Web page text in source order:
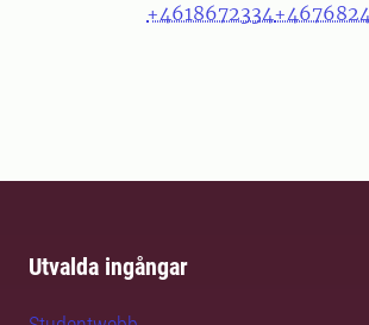
+4618672334
Utvalda ingångar